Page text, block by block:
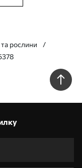
рослини